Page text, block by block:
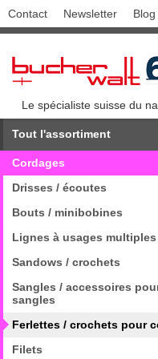
Contact Newsletter Blog
Le spécialiste suisse du
Tout l'assortiment
Cordages
Drisses / écoutes
Bouts / minibobines
Lignes à usages multiples
Sandows / crochets
Sangles / accessoires
sangles
Ferlettes / crochets pour
Filets